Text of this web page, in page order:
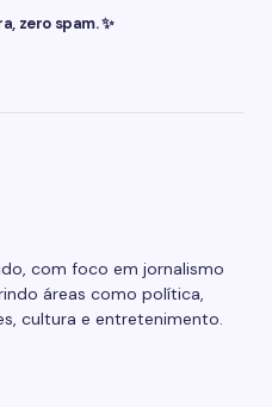
zero spam. ✨
com foco em jornalismo
áreas como política,
cultura e entretenimento.